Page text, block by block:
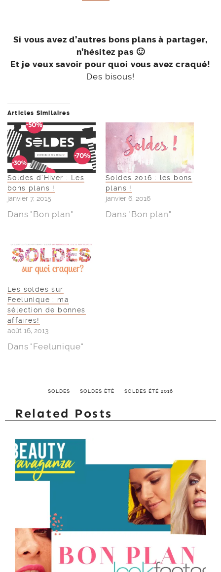
Si vous avez d’autres bons plans à partager,
n’hésitez pas 🙂
Et je veux savoir pour quoi vous avez craqué!
Des bisous!
Articles Similaires
Soldes d’Hiver : Les
bons plans !
janvier 7, 2015
Dans "Bon plan"
Soldes 2016 : les bons
plans !
janvier 6, 2016
Dans "Bon plan"
Les soldes sur
Feelunique : ma
sélection de bonnes
affaires!
août 16, 2013
Dans "Feelunique"
SOLDES SOLDES ÉTÉ SOLDES ÉTÉ 2016
Related Posts